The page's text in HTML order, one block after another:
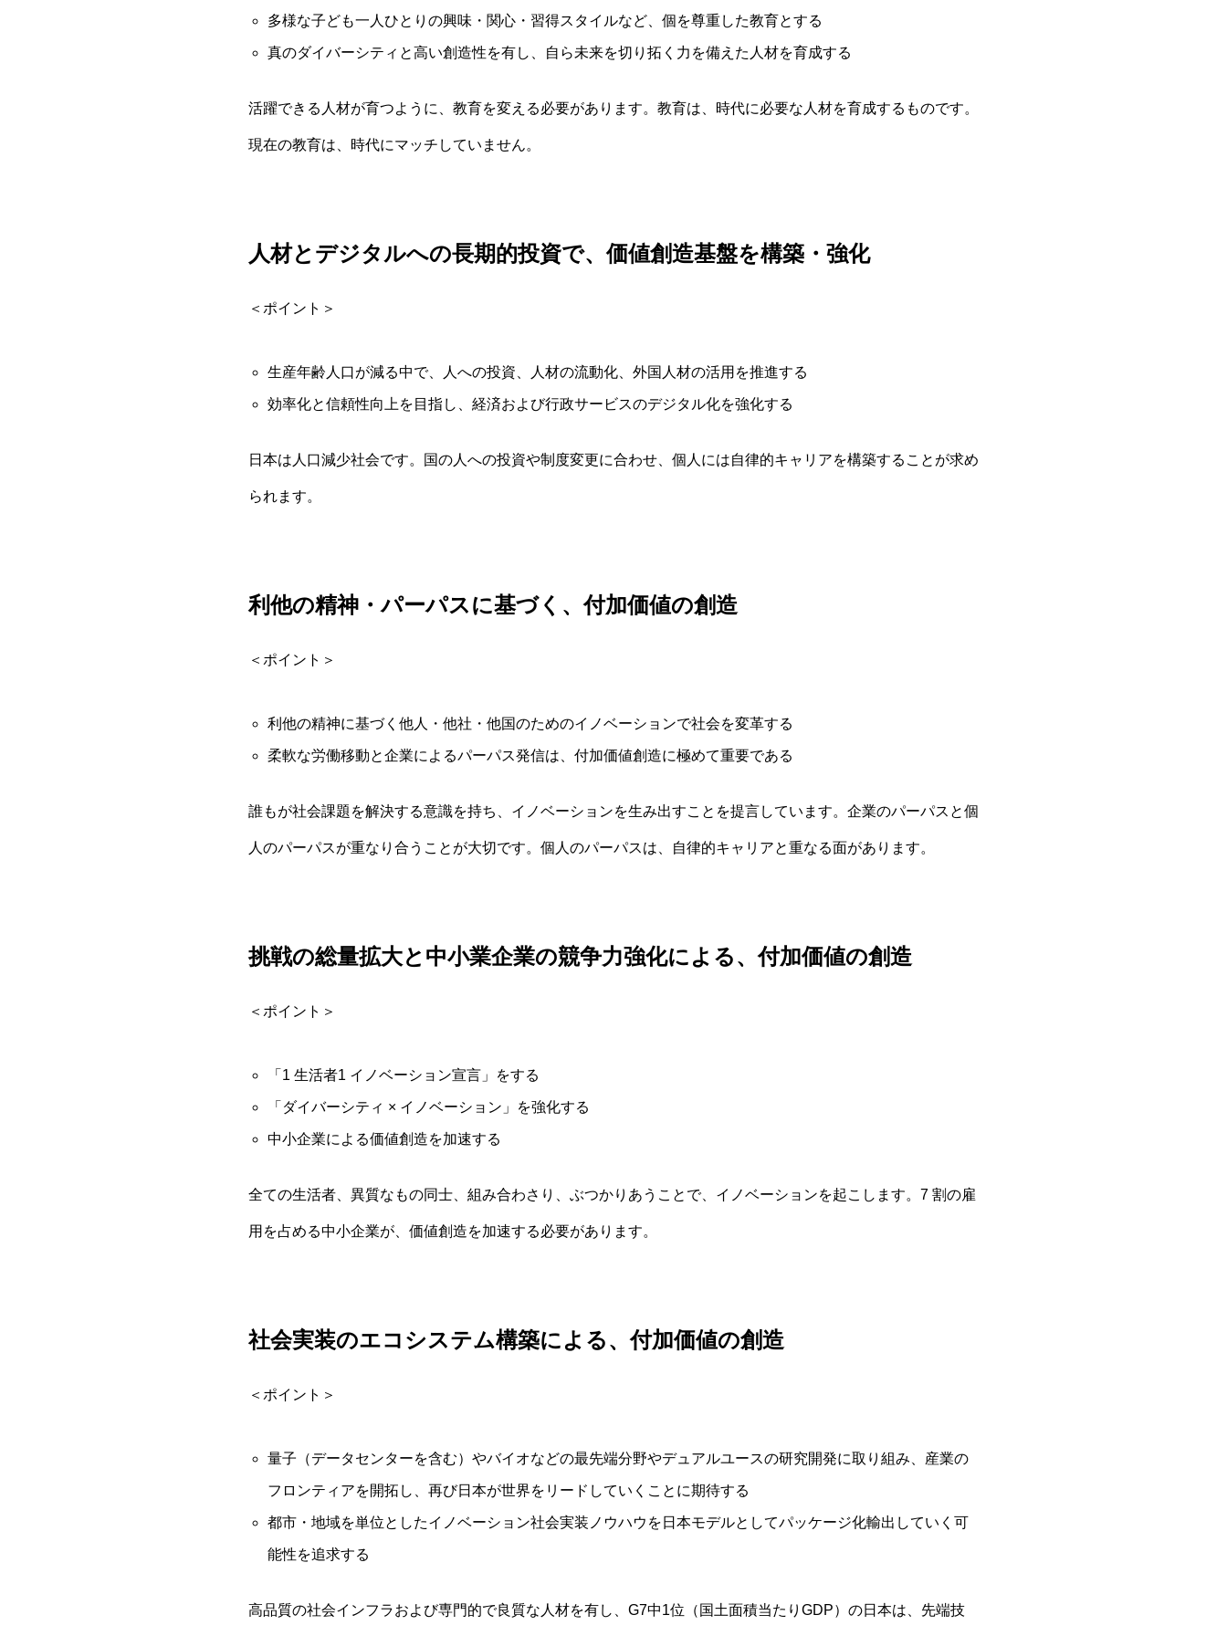
多様な子ども一人ひとりの興味・関心・習得スタイルなど、個を尊重した教育とする
真のダイバーシティと高い創造性を有し、自ら未来を切り拓く力を備えた人材を育成する
活躍できる人材が育つように、教育を変える必要があります。教育は、時代に必要な人材を育成するものです。
現在の教育は、時代にマッチしていません。
人材とデジタルへの長期的投資で、価値創造基盤を構築・強化
＜ポイント＞
生産年齢人口が減る中で、人への投資、人材の流動化、外国人材の活用を推進する
効率化と信頼性向上を目指し、経済および行政サービスのデジタル化を強化する
日本は人口減少社会です。国の人への投資や制度変更に合わせ、個人には自律的キャリアを構築することが求め
られます。
利他の精神・パーパスに基づく、付加価値の創造
＜ポイント＞
利他の精神に基づく他人・他社・他国のためのイノベーションで社会を変革する
柔軟な労働移動と企業によるパーパス発信は、付加価値創造に極めて重要である
誰もが社会課題を解決する意識を持ち、イノベーションを生み出すことを提言しています。企業のパーパスと個
人のパーパスが重なり合うことが大切です。個人のパーパスは、自律的キャリアと重なる面があります。
挑戦の総量拡大と中小業企業の競争力強化による、付加価値の創造
＜ポイント＞
「1 生活者1 イノベーション宣言」をする
「ダイバーシティ × イノベーション」を強化する
中小企業による価値創造を加速する
全ての生活者、異質なもの同士、組み合わさり、ぶつかりあうことで、イノベーションを起こします。7 割の雇
用を占める中小企業が、価値創造を加速する必要があります。
社会実装のエコシステム構築による、付加価値の創造
＜ポイント＞
量子（データセンターを含む）やバイオなどの最先端分野やデュアルユースの研究開発に取り組み、産業の
フロンティアを開拓し、再び日本が世界をリードしていくことに期待する
都市・地域を単位としたイノベーション社会実装ノウハウを日本モデルとしてパッケージ化輸出していく可
能性を追求する
高品質の社会インフラおよび専門的で良質な人材を有し、G7中1位（国土面積当たりGDP）の日本は、先端技